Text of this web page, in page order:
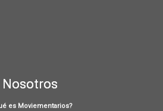
Nosotros
es Moviementarios?